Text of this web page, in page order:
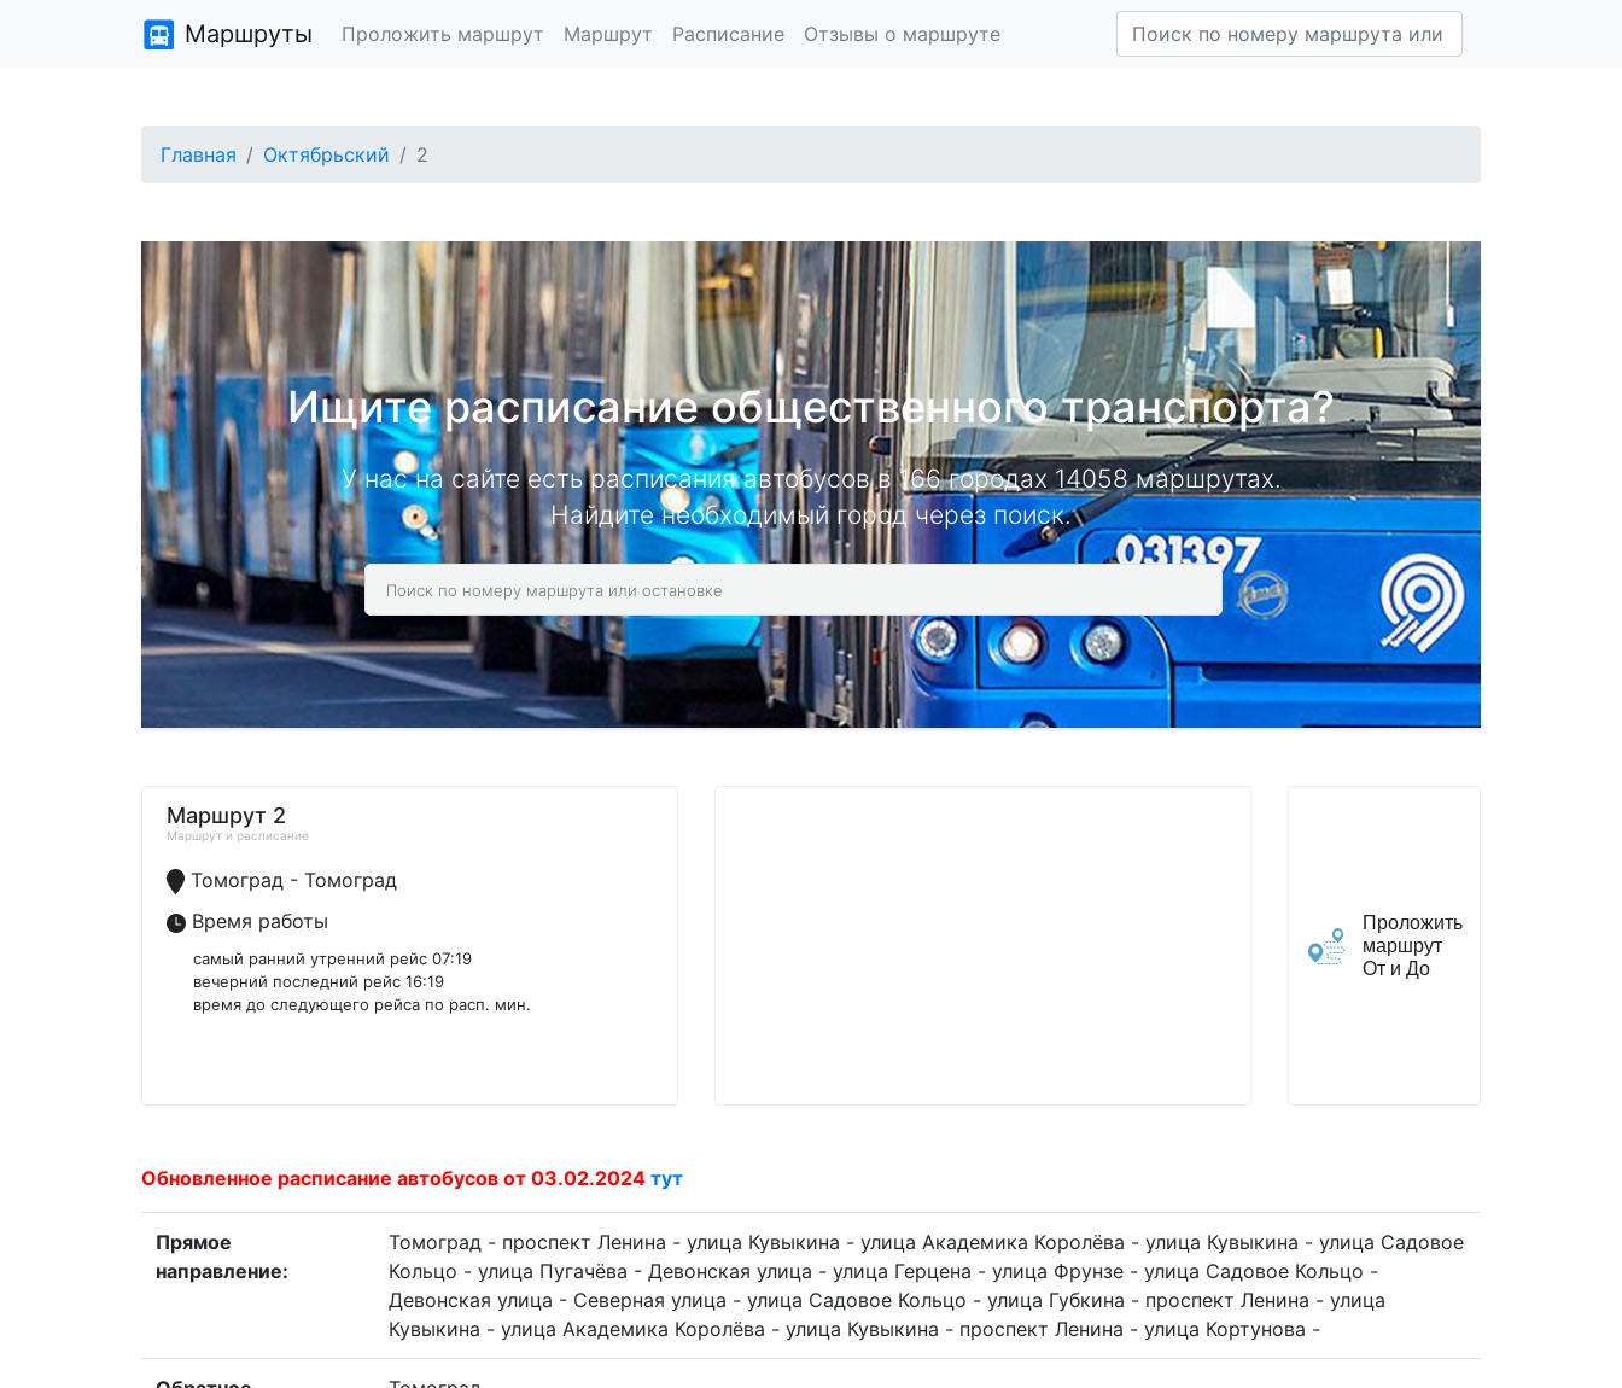
Маршруты Проложить маршрут Маршрут Расписание Отзывы о маршруте
Главная Октябрьский 2
Ищите расписание общественного транспорта?
У нас на сайте есть расписания автобусов в 166 городах 14058 маршрутах.
Найдите необходимый город через поиск.
Маршрут 2
Маршрут и расписание
Томоград - Томоград
Время работы
самый ранний утренний рейс 07:19
вечерний последний рейс 16:19
время до следующего рейса по расп. мин.
Проложить
маршрут
От и До
Обновленное расписание автобусов от 03.02.2024 тут
Прямое
направление:
Томоград - проспект Ленина - улица Кувыкина - улица Академика Королёва - улица Кувыкина - улица Садовое
Кольцо - улица Пугачёва - Девонская улица - улица Герцена - улица Фрунзе - улица Садовое Кольцо -
Девонская улица - Северная улица - улица Садовое Кольцо - улица Губкина - проспект Ленина - улица
Кувыкина - улица Академика Королёва - улица Кувыкина - проспект Ленина - улица Кортунова -